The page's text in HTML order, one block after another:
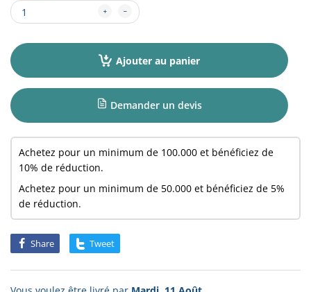
Ajouter au panier
Demander un devis
Achetez pour un minimum de 100.000 et bénéficiez de
10% de réduction.
Achetez pour un minimum de 50.000 et bénéficiez de 5%
de réduction.
Share Tweet